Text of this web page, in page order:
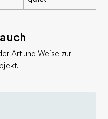
Art und Weise zur